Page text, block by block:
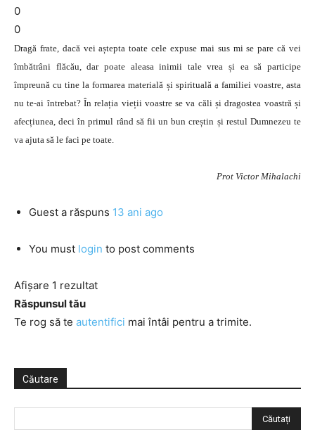
0
0
Dragă frate, dacă vei aștepta toate cele expuse mai sus mi se pare că vei
îmbătrâni flăcău, dar poate aleasa inimii tale vrea și ea să participe
împreună cu tine la formarea materială și spirituală a familiei voastre, asta
nu te-ai întrebat? În relația vieții voastre se va căli și dragostea voastră și
afecțiunea, deci în primul rând să fii un bun creștin și restul Dumnezeu te
va ajuta să le faci pe toate.
Prot Victor Mihalachi
Guest a răspuns 13 ani ago
You must login to post comments
Afișare 1 rezultat
Răspunsul tău
Te rog să te autentifici mai întâi pentru a trimite.
Căutare